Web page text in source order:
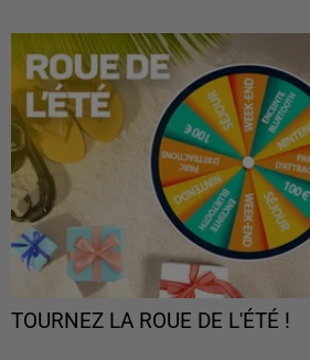
TOURNEZ LA ROUE DE L'ÉTÉ !